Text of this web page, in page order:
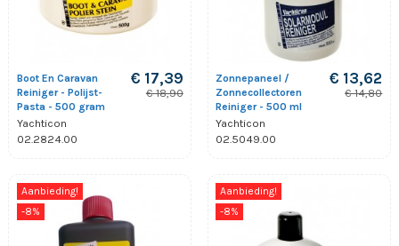
Boot En Caravan
Reiniger - Polijst-
Pasta - 500 gram
Yachticon
02.2824.00
€ 17,39
€ 18,90
Zonnepaneel /
Zonnecollectoren
Reiniger - 500 ml
Yachticon
02.5049.00
€ 13,62
€ 14,80
Aanbieding!
-8%
Aanbieding!
-8%